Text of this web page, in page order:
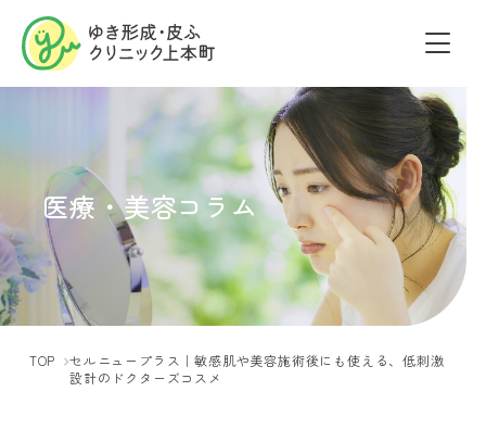
医療・美容コラム
TOP
セルニュープラス｜敏感肌や美容施術後にも使える、低刺激
設計のドクターズコスメ